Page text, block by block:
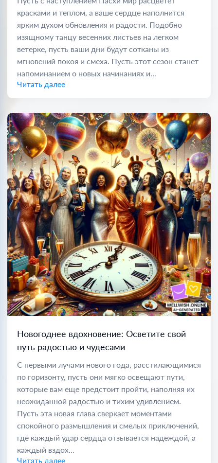
красками и теплом, а ваше сердце наполнится
ярким духом обновления и радости. Подобно
изящному танцу весенних листьев на легком
ветерке, пусть ваши дни будут сотканы из
мгновений покоя и смеха. Пусть этот сезон станет
напоминанием о новых начинаниях и...
Читать далее
Новогоднее вдохновение: Осветите свой
путь радостью и чудесами
С первыми лучами нового года, расстилающимися
по горизонту, пусть они мягко освещают пути,
которые вам еще предстоит пройти, наполняя их
неожиданной радостью и тихим удивлением.
Пусть эта новая глава сверкает моментами
спокойного размышления и смелых приключений,
где каждый удар сердца отзывается надеждой, а
каждый вздох...
Читать далее